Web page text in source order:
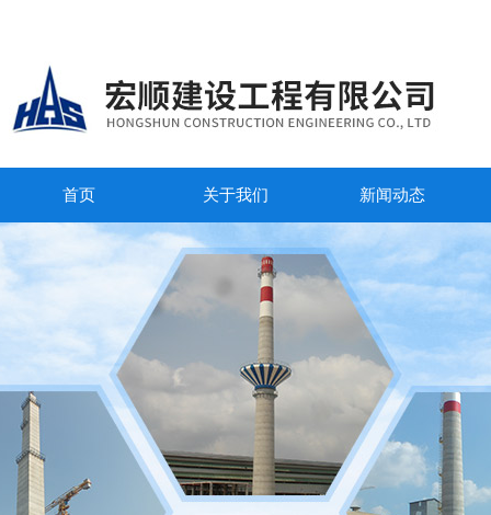
首页 关于我们 新闻动态